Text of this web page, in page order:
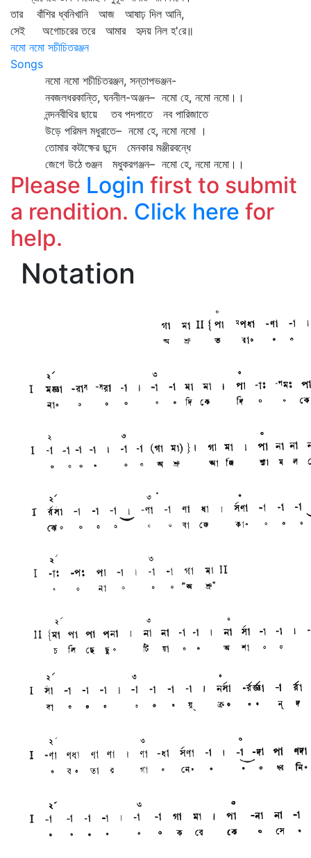
তার বাঁশির ধ্বনিখানি আজ আষাঢ় দিল আনি,
সেই অগোচরের তরে আমার হৃদয় নিল হ'রে॥
নমো নমো সচীচিতরঞ্জন
Songs
নমো নমো শচীচিতরঞ্জন, সন্তাপভঞ্জন-
নবজলধরকান্তি, ঘননীল-অঞ্জন– নমো হে, নমো নমো।।
নন্দনবীথির ছায়ে তব পদপাতে নব পারিজাতে
উড়ে পরিমল মধুরাতে– নমো হে, নমো নমো ।
তোমার কটাক্ষের ছন্দে মেনকার মঞ্জীরবন্ধে
জেগে উঠে গুঞ্জন মধুকরগঞ্জন– নমো হে, নমো নমো।।
Please Login first to submit
a rendition. Click here for
help.
Notation